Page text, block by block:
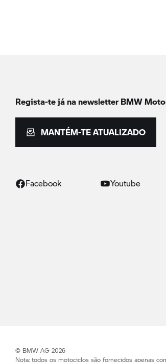
Regista-te já na newsletterBMW
MANTÉM-TE ATUALIZADO
Facebook Youtube
© BMW AG 2026
Nota: todos os motociclos são fornecidos apenas